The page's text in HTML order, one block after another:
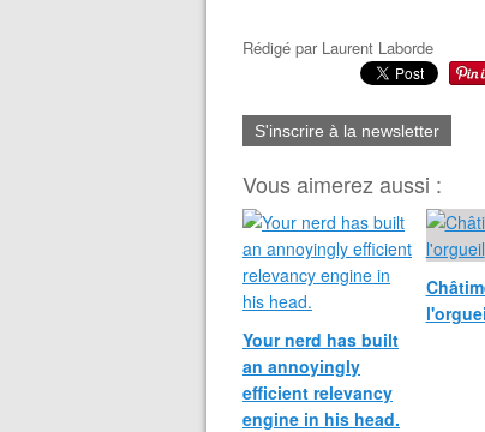
Rédigé par Laurent Laborde
S'inscrire à la newsletter
Vous aimerez aussi :
Your nerd has built
an annoyingly
efficient relevancy
engine in his head.